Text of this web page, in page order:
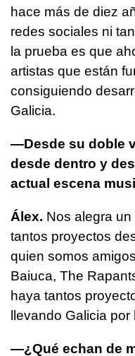
hace más de diez
redes sociales ni
la prueba es que
artistas que están
consiguiendo
Galicia.
—Desde su doble
desde dentro y
actual escena
Álex. Nos alegra
tantos proyectos
quien somos
Baiuca, The
haya tantos
llevando Galicia por
—¿Qué echan de